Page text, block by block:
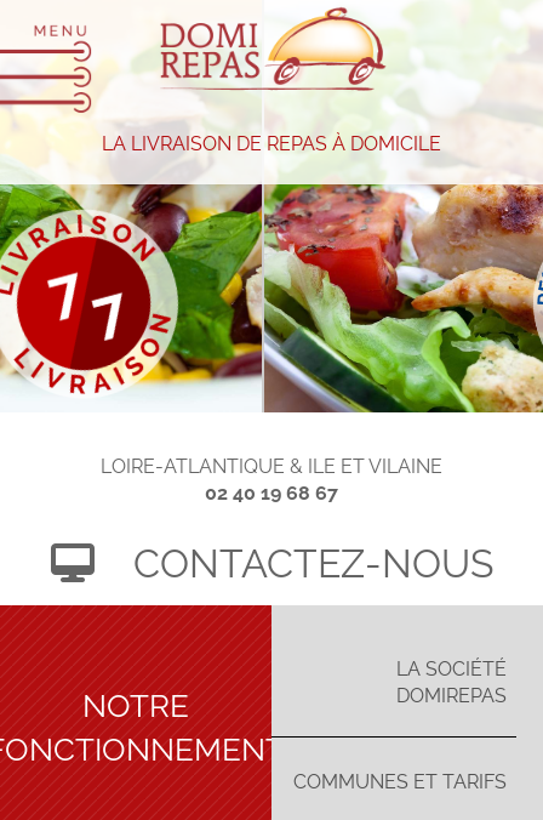
LA LIVRAISON DE REPAS À DOMICILE
LOIRE-ATLANTIQUE & ILE ET VILAINE
02 40 19 68 67
CONTACTEZ-NOUS
NOTRE
LA SOCIÉTÉ
DOMIREPAS
COMMUNES ET TARIFS